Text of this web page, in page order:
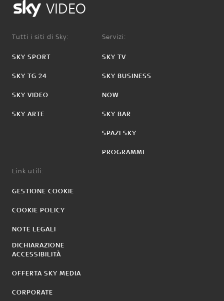
VIDEO
Tutti i siti di Sky:
SKY SPORT
SKY TG 24
SKY VIDEO
SKY ARTE
Servizi:
SKY TV
SKY BUSINESS
NOW
SKY BAR
SPAZI SKY
PROGRAMMI
Link utili:
GESTIONE COOKIE
COOKIE POLICY
NOTE LEGALI
DICHIARAZIONE
ACCESSIBILITÀ
OFFERTA SKY MEDIA
CORPORATE